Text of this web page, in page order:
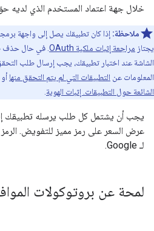
خلال جهة اعتماد المستخدم الذي لديه
ملاحظة: إذا كان تطبيقك يصل إلى واجهة
يجتاز مراجعة إثبات ملكية OAuth . في حال حذف
الشاشة عند اختبار تطبيقك، يجب إرسال طلب
المعلومات عن التطبيقات التي لم يتم التحقق منها
الشائعة حول التطبيقات. إثبات الهوية
يجب أن يشتمل كل طلب يرسله تطبيقك
عرض السعر على رمز مميز للتفويض.
لـ Google.
لمحة عن بروتوكولات